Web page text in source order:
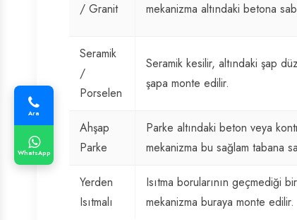
/ Granit
mekanizma altındaki betona
Seramik
/
Porselen
Seramik kesilir, altındaki şap
şapa monte edilir.
Ahşap
Parke
Parke altındaki beton veya
mekanizma bu sağlam tabana
Yerden
Isıtmalı
Isıtma borularının geçmediği
mekanizma buraya monte edilir.
Ara
WhatsApp